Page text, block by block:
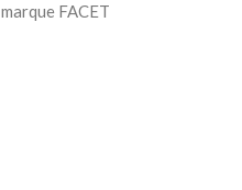
marque FACET